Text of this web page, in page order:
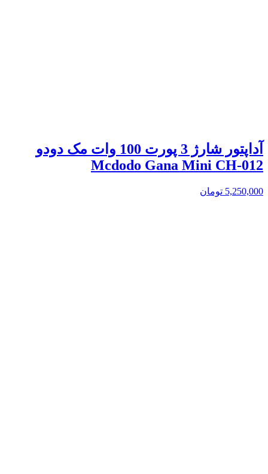
آداپتور شارژ 3 پورت 100 وات مک دودو
Mcdodo Gana Mini CH-012
5,250,000 تومان